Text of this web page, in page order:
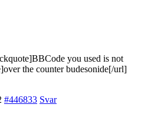
you used is not
the counter budesonide[/url]
#446833 Svar